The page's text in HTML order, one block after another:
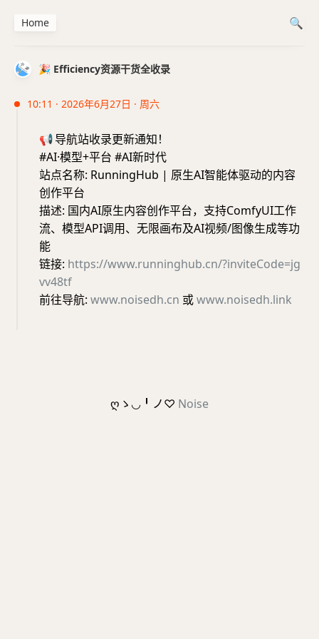
🎉 Efficiency资源干货全收录
10:11 · 2026年6月27日 · 周六
📢导航站收录更新通知！
#AI·模型+平台 #AI新时代
站点名称: RunningHub | 原生AI智能体驱动的内容
创作平台
描述: 国内AI原生内容创作平台，支持ComfyUI工作
流、模型API调用、无限画布及AI视频/图像生成等功
能
链接: https://www.runninghub.cn/?inviteCode=jg
vv48tf
前往导航: www.noisedh.cn 或www.noisedh.link
Home
ღゝ◡╹ノ♡ Noise